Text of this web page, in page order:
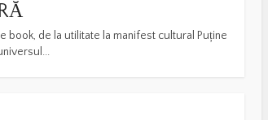
book, de la utilitate la manifest cultural Puține